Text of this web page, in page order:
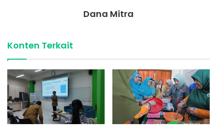
Dana Mitra
Konten Terkait